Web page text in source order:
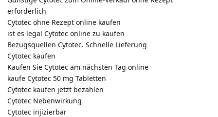
erforderlich
Cytotec ohne Rezept online kaufen
ist es legal Cytotec online zu kaufen
Bezugsquellen Cytotec. Schnelle Lieferung
Cytotec kaufen
Kaufen Sie Cytotec am nächsten Tag online
kaufe Cytotec 50 mg Tabletten
Cytotec kaufen jetzt bezahlen
Cytotec Nebenwirkung
Cytotec injizierbar